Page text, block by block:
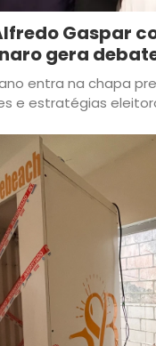
Gaspar
gera
entra na chapa
e estratégias